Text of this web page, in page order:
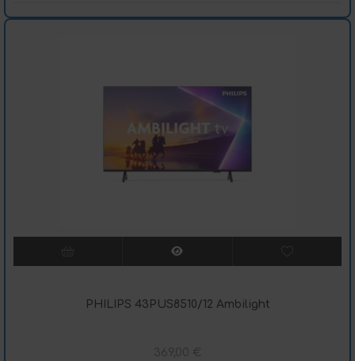
PHILIPS 43PUS8510/12 Ambilight
369,00 €